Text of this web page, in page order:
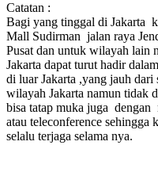
Catatan :
Bagi yang tinggal di Jakarta
Mall Sudirman jalan raya
Pusat dan untuk wilayah lain
Jakarta dapat turut hadir
di luar Jakarta ,yang jauh dari
wilayah Jakarta namun tidak
bisa tatap muka juga
atau teleconference sehingga
selalu terjaga selama nya.